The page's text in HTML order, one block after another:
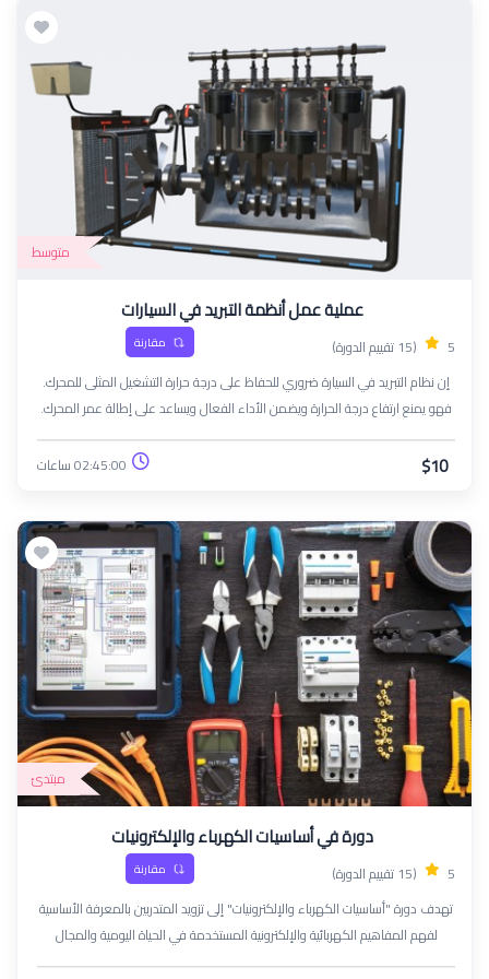
متوسط
عملية عمل أنظمة التبريد في السيارات
5 (15 تقييم الدورة) مقارنة
إن نظام التبريد في السيارة ضروري للحفاظ على درجة حرارة التشغيل المثلى للمحرك.
فهو يمنع ارتفاع درجة الحرارة ويضمن الأداء الفعال ويساعد على إطالة عمر المحرك.
$10 02:45:00 ساعات
مبتدئ
دورة في أساسيات الكهرباء والإلكترونيات
5 (15 تقييم الدورة) مقارنة
تهدف دورة "أساسيات الكهرباء والإلكترونيات" إلى تزويد المتدربين بالمعرفة الأساسية
لفهم المفاهيم الكهربائية والإلكترونية المستخدمة في الحياة اليومية والمجال
الصناعي. تتناول الدورة المبادئ الأساسية مثل التيار والجهد والمقاومة، بالإضافة إلى